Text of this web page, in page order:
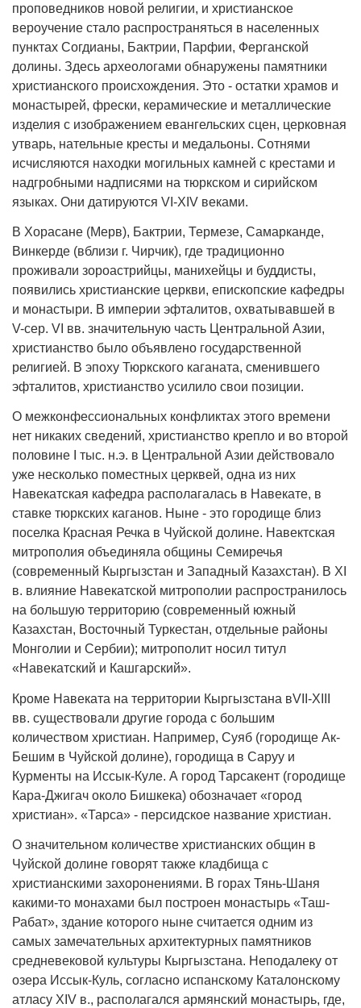
проповедников новой религии, и христианское
вероучение стало распространяться в населенных
пунктах Согдианы, Бактрии, Парфии, Ферганской
долины. Здесь археологами обнаружены памятники
христианского происхождения. Это - остатки храмов и
монастырей, фрески, керамические и металлические
изделия с изображением евангельских сцен, церковная
утварь, нательные кресты и медальоны. Сотнями
исчисляются находки могильных камней с крестами и
надгробными надписями на тюркском и сирийском
языках. Они датируются VI-XIV веками.
В Хорасане (Мерв), Бактрии, Термезе, Самарканде,
Винкерде (вблизи г. Чирчик), где традиционно
проживали зороастрийцы, манихейцы и буддисты,
появились христианские церкви, епископские кафедры
и монастыри. В империи эфталитов, охватывавшей в
V-сер. VI вв. значительную часть Центральной Азии,
христианство было объявлено государственной
религией. В эпоху Тюркского каганата, сменившего
эфталитов, христианство усилило свои позиции.
О межконфессиональных конфликтах этого времени
нет никаких сведений, христианство крепло и во второй
половине I тыс. н.э. в Центральной Азии действовало
уже несколько поместных церквей, одна из них
Навекатская кафедра располагалась в Навекате, в
ставке тюркских каганов. Ныне - это городище близ
поселка Красная Речка в Чуйской долине. Навектская
митрополия объединяла общины Семиречья
(современный Кыргызстан и Западный Казахстан). В XI
в. влияние Навекатской митрополии распространилось
на большую территорию (современный южный
Казахстан, Восточный Туркестан, отдельные районы
Монголии и Сербии); митрополит носил титул
«Навекатский и Кашгарский».
Кроме Навеката на территории Кыргызстана вVII-XIII
вв. существовали другие города с большим
количеством христиан. Например, Суяб (городище Ак-
Бешим в Чуйской долине), городища в Саруу и
Курменты на Иссык-Куле. А город Тарсакент (городище
Кара-Джигач около Бишкека) обозначает «город
христиан». «Тарса» - персидское название христиан.
О значительном количестве христианских общин в
Чуйской долине говорят также кладбища с
христианскими захоронениями. В горах Тянь-Шаня
какими-то монахами был построен монастырь «Таш-
Рабат», здание которого ныне считается одним из
самых замечательных архитектурных памятников
средневековой культуры Кыргызстана. Неподалеку от
озера Иссык-Куль, согласно испанскому Каталонскому
атласу XIV в., располагался армянский монастырь, где,